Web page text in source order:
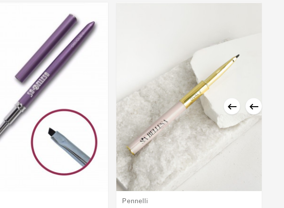
 
Pennelli